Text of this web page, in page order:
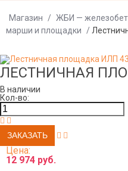
Магазин / ЖБИ —
марши и площадки
/
ЛЕСТНИЧНАЯ
В наличии
Кол-во:
Цена:
12 974 руб.